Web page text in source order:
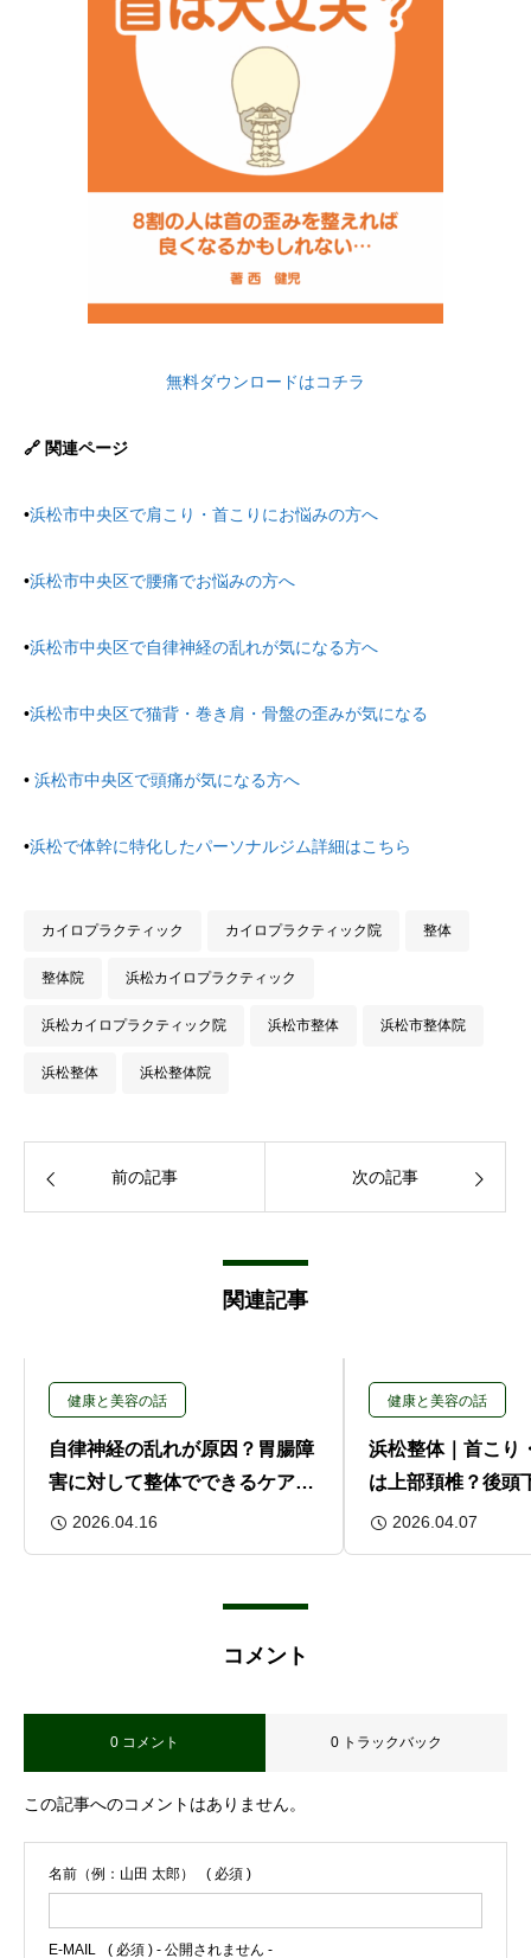
無料ダウンロードはコチラ
🔗 関連ページ
•浜松市中央区で肩こり・首こりにお悩みの方へ
•浜松市中央区で腰痛でお悩みの方へ
•浜松市中央区で自律神経の乱れが気になる方へ
•浜松市中央区で猫背・巻き肩・骨盤の歪みが気になる
• 浜松市中央区で頭痛が気になる方へ
•浜松で体幹に特化したパーソナルジム詳細はこちら
カイロプラクティック カイロプラクティック院 整体
整体院 浜松カイロプラクティック
浜松カイロプラクティック院 浜松市整体 浜松市整体院
浜松整体 浜松整体院
前の記事 次の記事
関連記事
健康と美容の話
自律神経の乱れが原因？胃腸障
害に対して整体でできるケアと
は｜浜松市中央区整体院
2026.04.16
健康と美容の話
浜松整体｜首こり
は上部頚椎？後頭
神経の関係を解説
2026.04.07
コメント
0 コメント 0 トラックバック
この記事へのコメントはありません。
名前（例：山田 太郎） ( 必須 )
E-MAIL ( 必須 ) - 公開されません -